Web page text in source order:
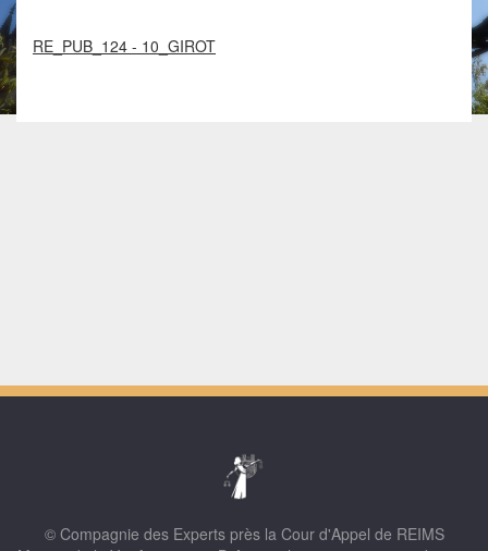
RE_PUB_124 - 10_GIROT
© Compagnie des Experts près la Cour d'Appel de REIMS